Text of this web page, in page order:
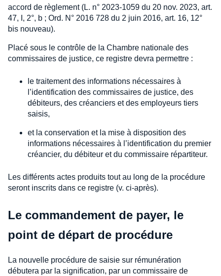
accord de règlement (L. n° 2023-1059 du 20 nov. 2023, art.
47, I, 2°, b ; Ord. N° 2016 728 du 2 juin 2016, art. 16, 12°
bis nouveau).
Placé sous le contrôle de la Chambre nationale des
commissaires de justice, ce registre devra permettre :
le traitement des informations nécessaires à
l’identification des commissaires de justice, des
débiteurs, des créanciers et des employeurs tiers
saisis,
et la conservation et la mise à disposition des
informations nécessaires à l’identification du premier
créancier, du débiteur et du commissaire répartiteur.
Les différents actes produits tout au long de la procédure
seront inscrits dans ce registre (v. ci-après).
Le commandement de payer, le
point de départ de procédure
La nouvelle procédure de saisie sur rémunération
débutera par la signification, par un commissaire de